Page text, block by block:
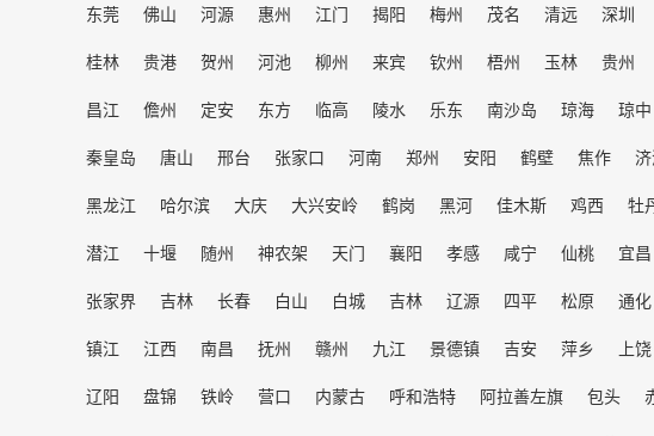
东莞
佛山 河源 惠州 江门 揭阳 梅州 茂名 清远 深圳
桂林
贵港 贺州 河池 柳州 来宾 钦州 梧州 玉林 贵州
昌江
儋州 定安 东方 临高 陵水 乐东 南沙岛 琼海 琼中
秦皇岛
唐山 邢台 张家口 河南 郑州 安阳 鹤壁 焦作
黑龙江
哈尔滨 大庆 大兴安岭 鹤岗 黑河 佳木斯 鸡西 牡
潜江
十堰 随州 神农架 天门 襄阳 孝感 咸宁 仙桃 宜昌
张家界
吉林 长春 白山 白城 吉林 辽源 四平 松原 通化
镇江
江西 南昌 抚州 赣州 九江 景德镇 吉安 萍乡 上饶
辽阳
盘锦 铁岭 营口 内蒙古 呼和浩特 阿拉善左旗 包头